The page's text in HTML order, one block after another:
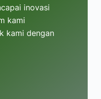
inovasi
kami
kami dengan